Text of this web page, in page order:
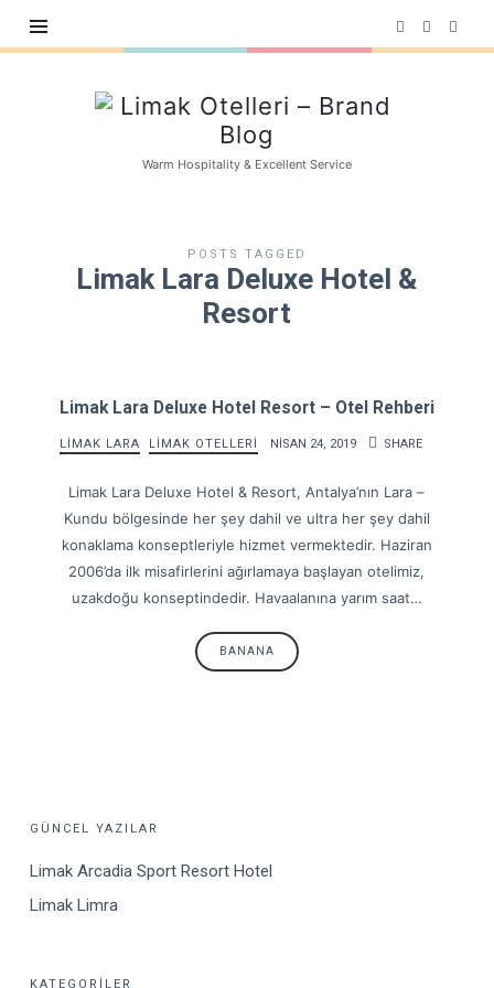
Limak
Warm Hospitality & Excellent Service
POSTS TAGGED
Limak Lara Deluxe Hotel &
Resort
Limak Lara Deluxe Hotel Resort – Otel Rehberi
LIMAK LARA LIMAK OTELLERI NISAN 24, 2019 SHARE
Limak Lara Deluxe Hotel & Resort, Antalya’nın Lara –
Kundu bölgesinde her şey dahil ve ultra her şey dahil
konaklama konseptleriyle hizmet vermektedir. Haziran
2006’da ilk misafirlerini ağırlamaya başlayan otelimiz,
uzakdoğu konseptindedir. Havaalanına yarım saat…
BANANA
GÜNCEL YAZILAR
Limak Arcadia Sport Resort Hotel
Limak Limra
KATEGORILER